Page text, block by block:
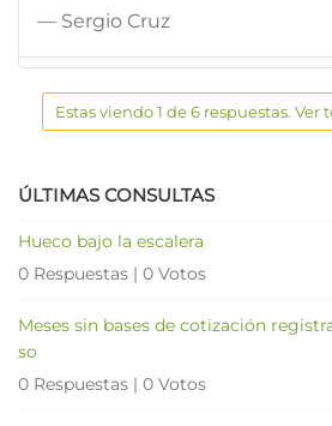
— Sergio Cruz
Estas viendo 1 de 6 respuestas. Ver
ÚLTIMAS CONSULTAS
Hueco bajo la escalera
0 Respuestas | 0 Votos
Meses sin bases de cotización
so
0 Respuestas | 0 Votos